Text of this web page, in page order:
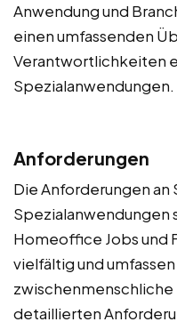
Anwendung und
einen umfassenden
Verantwortlichkeiten
Spezialanwendungen.
Anforderungen
Die Anforderungen
Spezialanwendungen
Homeoffice Jobs und
vielfältig und
zwischenmenschliche
detaillierten